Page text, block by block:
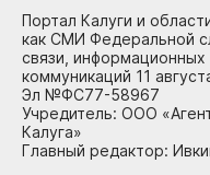
Портал Калуги и
как СМИ Федеральной
связи,
коммуникаций 11
Эл №ФС77-58967
Учредитель: ООО
Калуга»
Главный редактор: